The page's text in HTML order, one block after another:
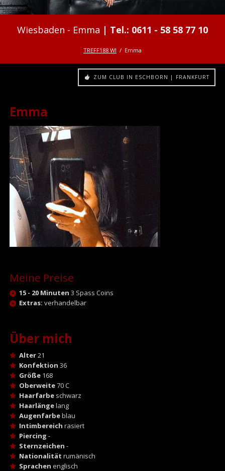
Emma
TREFF188 WI Emma
ZUM CLUB IN ESCHBORN | FRANKFURT
Emma
Meine Preise
15 - 20 Minuten 3 Spass Coins
Extras: verhandelbar
Über mich
Alter21
Konfektion 36
Größe168
Oberweite70 C
Haarfarbeschwarz
Haarlängelang
Augenfarbeblau
Intimbereich rasiert
Piercing -
Sternzeichen -
Nationalität rumänisch
Sprachen englisch